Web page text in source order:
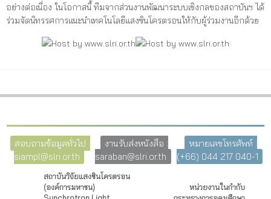
อย่างต่อเนื่อง ในโอกาสนี้ ทีมจากส่วนงานพัฒนาระบบเชิงกลของสถาบันฯ ได้
ร่วมจัดนิทรรศการแนะนำเทคโนโลยีแสงซินโครตรอนให้กับผู้ร่วมงานอีกด้วย
สอบถามข้อมูลทั่วไป :
siampl@slri.or.th
งานรับส่งหนังสือ :
saraban@slri.or.th
หมายเลขโทรศัพท์ :
(+66) 044 217 040-1
สถาบันวิจัยแสงซินโครตรอน
(องค์การมหาชน)
หน่วยงานในกำกับ